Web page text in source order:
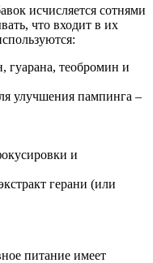
исчисляется сотнями
что входит в их
гуарана, теобромин и
улучшения пампинга –
и
герани (или
питание имеет